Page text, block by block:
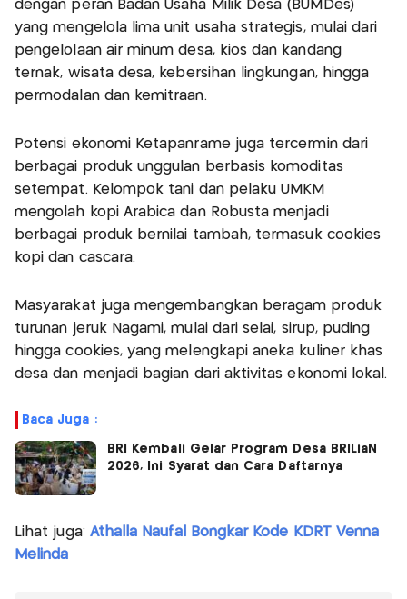
dengan peran Badan Usaha Milik Desa (BUMDes)
yang mengelola lima unit usaha strategis, mulai dari
pengelolaan air minum desa, kios dan kandang
ternak, wisata desa, kebersihan lingkungan, hingga
permodalan dan kemitraan.
Potensi ekonomi Ketapanrame juga tercermin dari
berbagai produk unggulan berbasis komoditas
setempat. Kelompok tani dan pelaku UMKM
mengolah kopi Arabica dan Robusta menjadi
berbagai produk bernilai tambah, termasuk cookies
kopi dan cascara.
Masyarakat juga mengembangkan beragam produk
turunan jeruk Nagami, mulai dari selai, sirup, puding
hingga cookies, yang melengkapi aneka kuliner khas
desa dan menjadi bagian dari aktivitas ekonomi lokal.
Baca Juga :
BRI Kembali Gelar Program Desa BRILiaN
2026, Ini Syarat dan Cara Daftarnya
Lihat juga: Athalla Naufal Bongkar Kode KDRT Venna
Melinda